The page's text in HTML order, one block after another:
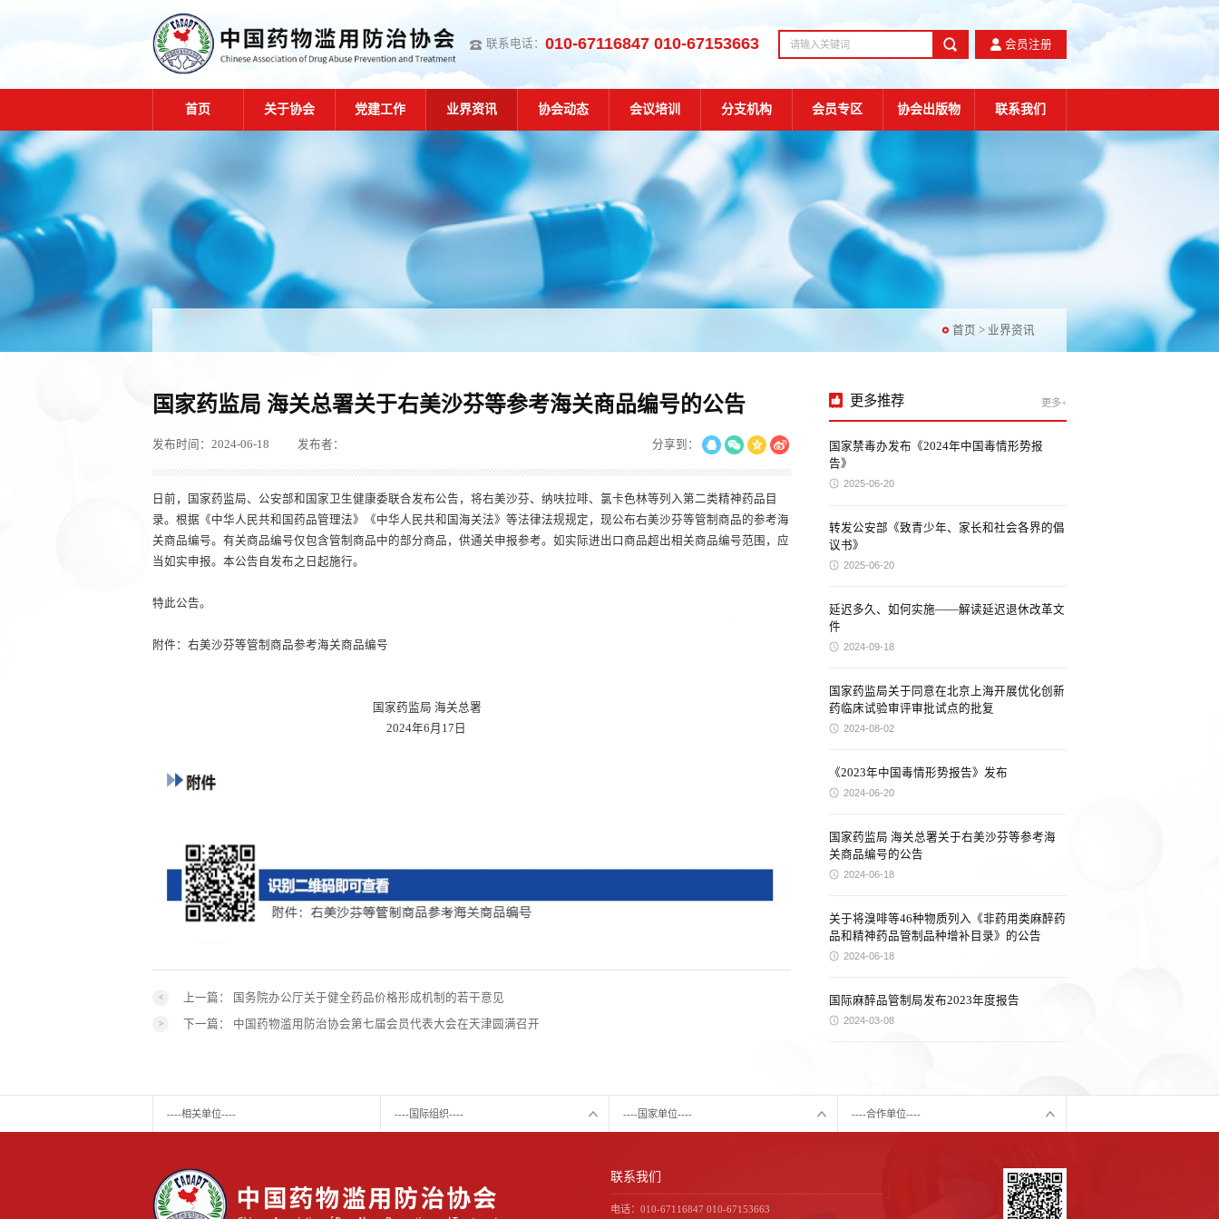
联系电话：010-67116847 010-67153663 会员注册
首页 关于协会 党建工作 业界资讯 协会动态 会议培训 分支机构 会员专区 协会出版物 联系我们
首页 > 业界资讯
国家药监局 海关总署关于右美沙芬等参考海关商品编号的公告
发布时间：2024-06-18 发布者： 分享到：
日前，国家药监局、公安部和国家卫生健康委联合发布公告，将右美沙芬、纳呋拉啡、氯卡色林等列入第二类精神药品目
录。根据《中华人民共和国药品管理法》《中华人民共和国海关法》等法律法规规定，现公布右美沙芬等管制商品的参考海
关商品编号。有关商品编号仅包含管制商品中的部分商品，供通关申报参考。如实际进出口商品超出相关商品编号范围，应
当如实申报。本公告自发布之日起施行。
特此公告。
附件：右美沙芬等管制商品参考海关商品编号
国家药监局 海关总署
2024年6月17日
上一篇： 国务院办公厅关于健全药品价格形成机制的若干意见
下一篇： 中国药物滥用防治协会第七届会员代表大会在天津圆满召开
更多推荐 更多+
国家禁毒办发布《2024年中国毒情形势报
告》
2025-06-20
转发公安部《致青少年、家长和社会各界的倡
议书》
2025-06-20
延迟多久、如何实施——解读延迟退休改革文
件
2024-09-18
国家药监局关于同意在北京上海开展优化创新
药临床试验审评审批试点的批复
2024-08-02
《2023年中国毒情形势报告》发布
2024-06-20
国家药监局 海关总署关于右美沙芬等参考海
关商品编号的公告
2024-06-18
关于将溴啡等46种物质列入《非药用类麻醉药
品和精神药品管制品种增补目录》的公告
2024-06-18
国际麻醉品管制局发布2023年度报告
2024-03-08
----相关单位---- ----国际组织---- ----国家单位---- ----合作单位----
联系我们
电话：010-67116847 010-67153663